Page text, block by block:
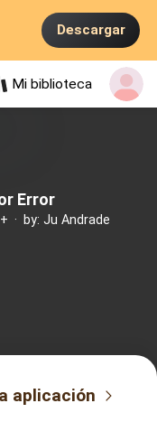
Descargar
Mi biblioteca
Error
· by: Ju Andrade
aplicación